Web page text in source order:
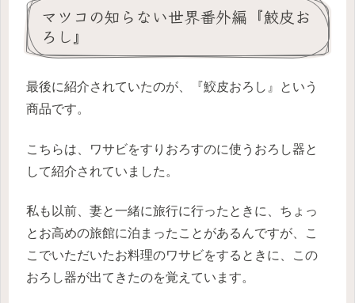
マツコの知らない世界番外編『鮫皮お
ろし』
最後に紹介されていたのが、『鮫皮おろし』という
商品です。
こちらは、ワサビをすりおろすのに使うおろし器と
して紹介されていました。
私も以前、妻と一緒に旅行に行ったときに、ちょっ
とお高めの旅館に泊まったことがあるんですが、こ
こでいただいたお料理のワサビをするときに、この
おろし器が出てきたのを覚えています。